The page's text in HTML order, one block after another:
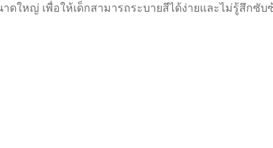
ใหญ่ เพื่อให้เด็กสามารถระบายสีได้ง่ายและไม่รู้สึกซับ